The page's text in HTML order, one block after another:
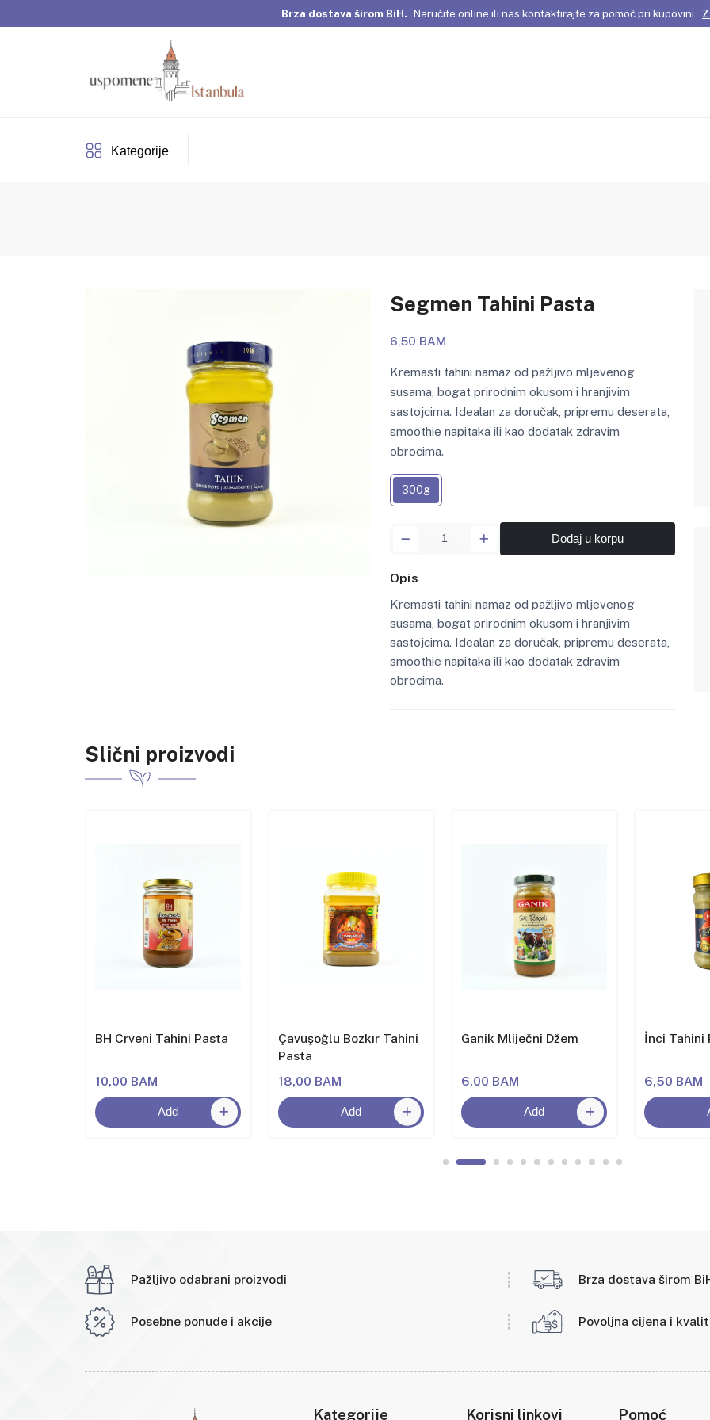
Brza dostava širom BiH. Naručite online ili nas kontaktirajte za pomoć pri kupovini.
Dobrodošli u Uspomene Istanbula! Pažljivo odabrani proizvodi i posebne ponude za
Kategorije
Segmen Tahini Pasta
6,50 BAM
Kremasti tahini namaz od pažljivo mljevenog
susama, bogat prirodnim okusom i hranjivim
sastojcima. Idealan za doručak, pripremu deserata,
smoothie napitaka ili kao dodatak zdravim
obrocima.
300g
Dodaj u korpu
Opis
Kremasti tahini namaz od pažljivo mljevenog
susama, bogat prirodnim okusom i hranjivim
sastojcima. Idealan za doručak, pripremu deserata,
smoothie napitaka ili kao dodatak zdravim
obrocima.
Slični proizvodi
BH Crveni Tahini Pasta
10,00 BAM
Add
Çavuşoğlu Bozkır Tahini
Pasta
18,00 BAM
Add
Ganik Mliječni Džem
6,00 BAM
Add
İnci Tahini
6,50 BAM
Pažljivo odabrani proizvodi Brza dostava širom
Posebne ponude i akcije Povoljna cijena i
Kategorije Korisni linkovi Pomoć